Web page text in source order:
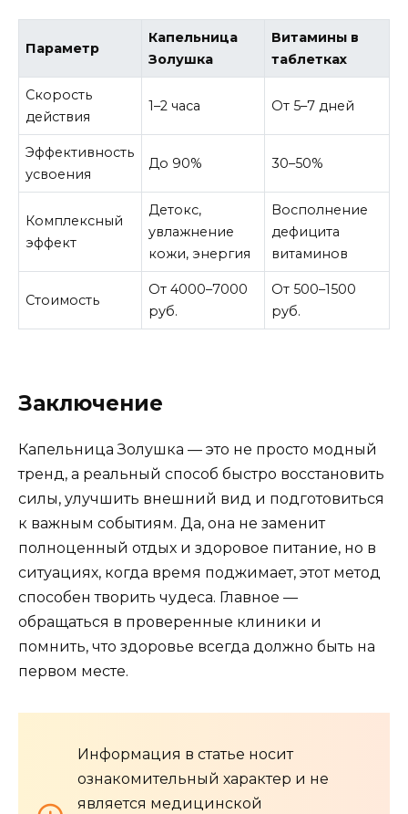
Параметр
Капельница
Золушка
Витамины в
таблетках
Скорость
действия
1–2 часа От 5–7 дней
Эффективность
усвоения
До 90% 30–50%
Комплексный
эффект
Детокс,
увлажнение
кожи, энергия
Восполнение
дефицита
витаминов
Стоимость
От 4000–7000
руб.
От 500–1500
руб.
Заключение
Капельница Золушка — это не просто модный
тренд, а реальный способ быстро восстановить
силы, улучшить внешний вид и подготовиться
к важным событиям. Да, она не заменит
полноценный отдых и здоровое питание, но в
ситуациях, когда время поджимает, этот метод
способен творить чудеса. Главное —
обращаться в проверенные клиники и
помнить, что здоровье всегда должно быть на
первом месте.
Информация в статье носит
ознакомительный характер и не
является медицинской